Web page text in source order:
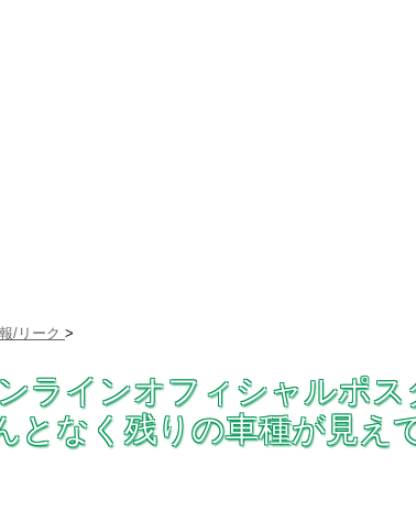
/リーク >
ラインオフィシャルポス
となく残りの車種が見え